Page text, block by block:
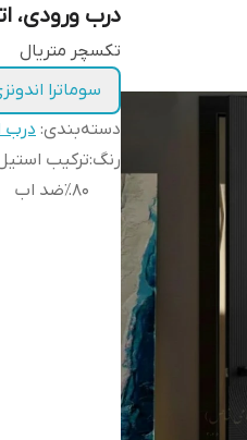
درب ورودی،
تکسچر متریال
سوماترا
دسته‌بندی: درب
رنگ:
۸۰٪ضد اب